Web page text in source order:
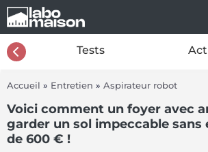
Aller
au
contenu
Tests
Accueil » Entretien » Aspirateur robot
Voici comment un foyer avec
garder un sol impeccable sans
de 600 € !